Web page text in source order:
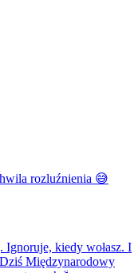
rozluźnienia 😅
Ignoruje, kiedy wołasz. I
Międzynarodowy